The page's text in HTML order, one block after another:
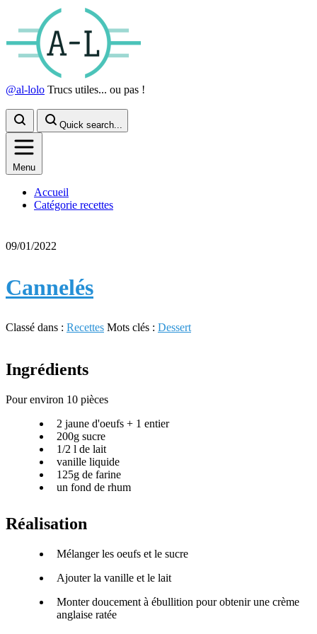
@al-lolo Trucs utiles... ou pas !
Quick search...
Menu
Accueil
Catégorie recettes
09/01/2022
Cannelés
Classé dans : Recettes Mots clés : Dessert
Ingrédients
Pour environ 10 pièces
2 jaune d'oeufs + 1 entier
200g sucre
1/2 l de lait
vanille liquide
125g de farine
un fond de rhum
Réalisation
Mélanger les oeufs et le sucre
Ajouter la vanille et le lait
Monter doucement à ébullition pour obtenir une crème
anglaise ratée